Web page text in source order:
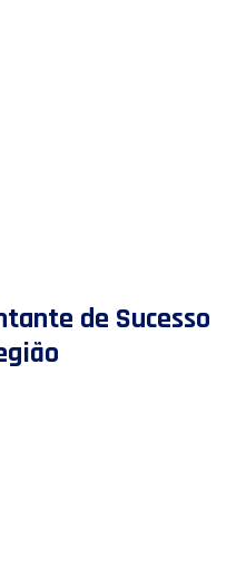
de Sucesso